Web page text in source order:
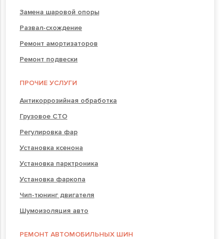
Замена шаровой опоры
Развал-схождение
Ремонт амортизаторов
Ремонт подвески
ПРОЧИЕ УСЛУГИ
Антикоррозийная обработка
Грузовое СТО
Регулировка фар
Установка ксенона
Установка парктроника
Установка фаркопа
Чип-тюнинг двигателя
Шумоизоляция авто
РЕМОНТ АВТОМОБИЛЬНЫХ ШИН